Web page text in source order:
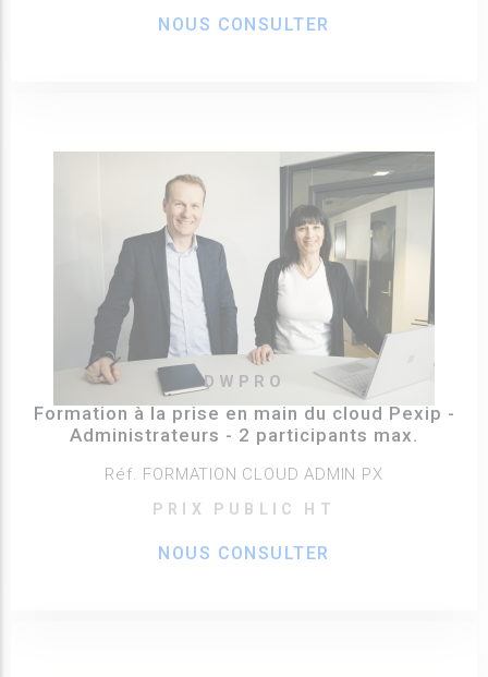
NOUS CONSULTER
DWPRO
Formation à la prise en main du cloud Pexip -
Administrateurs - 2 participants max.
Réf. FORMATION CLOUD ADMIN PX
PRIX PUBLIC HT
NOUS CONSULTER